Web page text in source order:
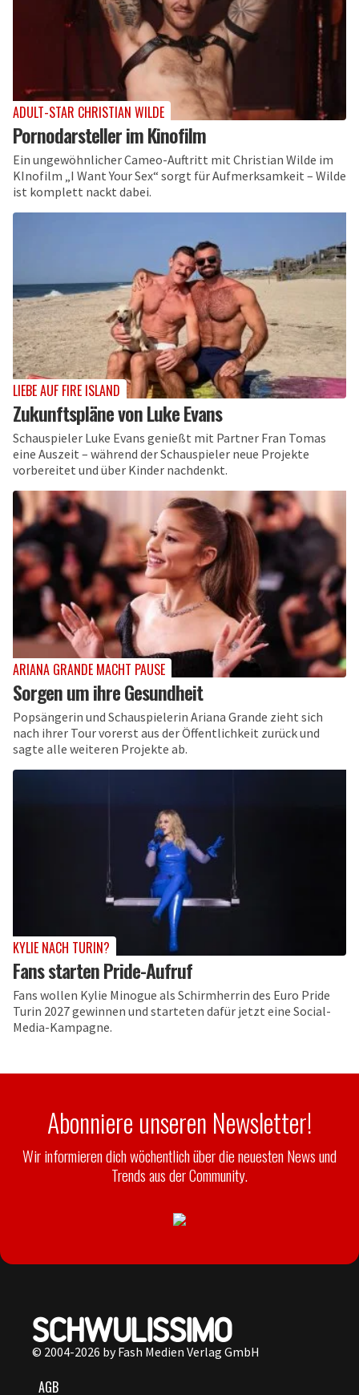
ADULT-STAR CHRISTIAN WILDE
Pornodarsteller im Kinofilm
Ein ungewöhnlicher Cameo-Auftritt mit Christian Wilde im
KInofilm „I Want Your Sex“ sorgt für Aufmerksamkeit – Wilde
ist komplett nackt dabei.
LIEBE AUF FIRE ISLAND
Zukunftspläne von Luke Evans
Schauspieler Luke Evans genießt mit Partner Fran Tomas
eine Auszeit – während der Schauspieler neue Projekte
vorbereitet und über Kinder nachdenkt.
ARIANA GRANDE MACHT PAUSE
Sorgen um ihre Gesundheit
Popsängerin und Schauspielerin Ariana Grande zieht sich
nach ihrer Tour vorerst aus der Öffentlichkeit zurück und
sagte alle weiteren Projekte ab.
KYLIE NACH TURIN?
Fans starten Pride-Aufruf
Fans wollen Kylie Minogue als Schirmherrin des Euro Pride
Turin 2027 gewinnen und starteten dafür jetzt eine Social-
Media-Kampagne.
Abonniere unseren Newsletter!
Wir informieren dich wöchentlich über die neuesten News und
Trends aus der Community.
© 2004-2026 by Fash Medien Verlag GmbH
AGB